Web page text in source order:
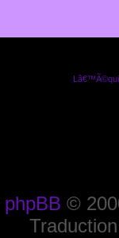
phpBB ©